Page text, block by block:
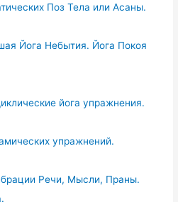
Поз Тела или Асаны.
Йога Небытия. Йога Покоя
йога упражнения.
упражнений.
Речи, Мысли, Праны.